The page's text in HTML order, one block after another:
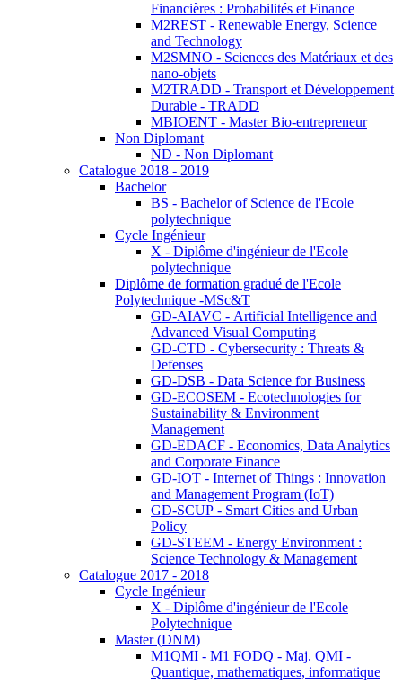
Financières : Probabilités et Finance
M2REST - Renewable Energy, Science
and Technology
M2SMNO - Sciences des Matériaux et des
nano-objets
M2TRADD - Transport et Développement
Durable - TRADD
MBIOENT - Master Bio-entrepreneur
Non Diplomant
ND - Non Diplomant
Catalogue 2018 - 2019
Bachelor
BS - Bachelor of Science de l'Ecole
polytechnique
Cycle Ingénieur
X - Diplôme d'ingénieur de l'Ecole
polytechnique
Diplôme de formation gradué de l'Ecole
Polytechnique -MSc&T
GD-AIAVC - Artificial Intelligence and
Advanced Visual Computing
GD-CTD - Cybersecurity : Threats &
Defenses
GD-DSB - Data Science for Business
GD-ECOSEM - Ecotechnologies for
Sustainability & Environment
Management
GD-EDACF - Economics, Data Analytics
and Corporate Finance
GD-IOT - Internet of Things : Innovation
and Management Program (IoT)
GD-SCUP - Smart Cities and Urban
Policy
GD-STEEM - Energy Environment :
Science Technology & Management
Catalogue 2017 - 2018
Cycle Ingénieur
X - Diplôme d'ingénieur de l'Ecole
Polytechnique
Master (DNM)
M1QMI - M1 FODQ - Maj. QMI -
Quantique, mathematiques, informatique